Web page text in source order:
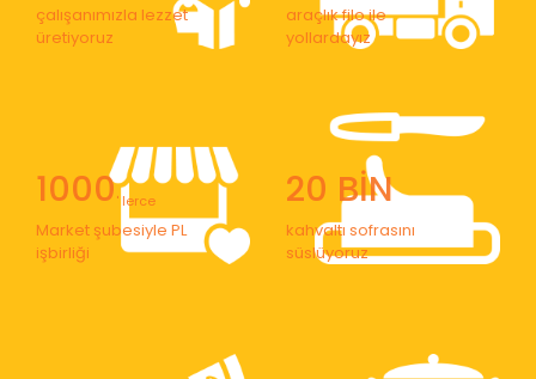
çalışanımızla lezzet
üretiyoruz
araçlık filo ile
yollardayız
1000' lerce
Market şubesiyle PL
işbirliği
20 BİN
kahvaltı sofrasını
süslüyoruz